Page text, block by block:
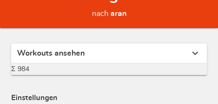
nach aran
Workouts ansehen expand_more
Σ 984
Einstellungen